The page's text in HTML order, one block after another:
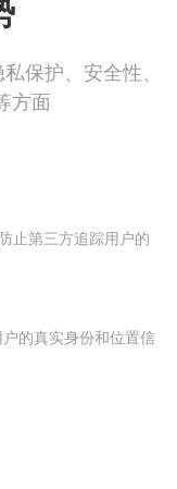
保护、安全性、
方面
止第三方追踪用户的
的真实身份和位置信